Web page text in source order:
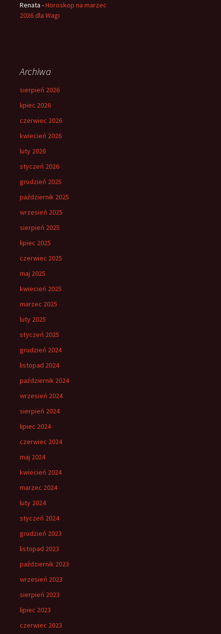
Renata -Horoskop na marzec
2026 dla Wagi
Archiwa
sierpień 2026
lipiec 2026
czerwiec 2026
kwiecień 2026
luty 2026
styczeń 2026
grudzień 2025
październik 2025
wrzesień 2025
sierpień 2025
lipiec 2025
czerwiec 2025
maj 2025
kwiecień 2025
marzec 2025
luty 2025
styczeń 2025
grudzień 2024
listopad 2024
październik 2024
wrzesień 2024
sierpień 2024
lipiec 2024
czerwiec 2024
maj 2024
kwiecień 2024
marzec 2024
luty 2024
styczeń 2024
grudzień 2023
listopad 2023
październik 2023
wrzesień 2023
sierpień 2023
lipiec 2023
czerwiec 2023